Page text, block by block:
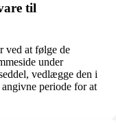
til
ved at følge de
under
vedlægge den i
periode for at